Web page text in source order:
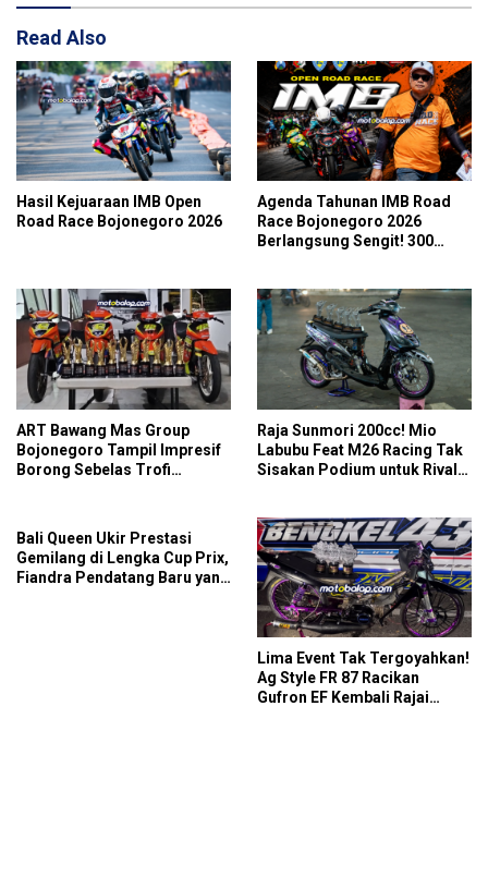
Read Also
Hasil Kejuaraan IMB Open
Road Race Bojonegoro 2026
Agenda Tahunan IMB Road
Race Bojonegoro 2026
Berlangsung Sengit! 300
ART Bawang Mas Group
Bojonegoro Tampil Impresif
Borong Sebelas Trofi
Raja Sunmori 200cc! Mio
Labubu Feat M26 Racing Tak
Sisakan Podium untuk Rival
Bali Queen Ukir Prestasi
Gemilang di Lengka Cup Prix,
Fiandra Pendatang Baru yang
Lima Event Tak Tergoyahkan!
Ag Style FR 87 Racikan
Gufron EF Kembali Rajai